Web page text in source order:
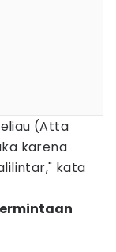
(Atta
karena
kata